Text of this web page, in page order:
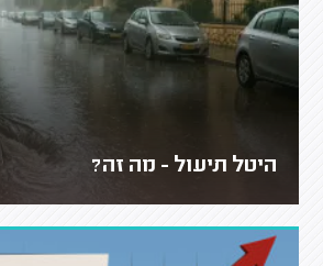
היטל תיעול - מה זה?